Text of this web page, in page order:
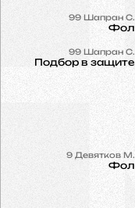
99 Шапран С.
Фол
99 Шапран С.
Подбор в защите
9 Девятков М.
Фол